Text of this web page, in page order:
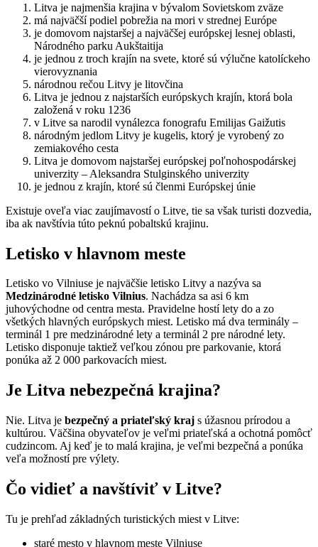
Litva je najmenšia krajina v bývalom Sovietskom zväze
má najväčší podiel pobrežia na mori v strednej Európe
je domovom najstaršej a najväčšej európskej lesnej oblasti,
Národného parku Aukštaitija
je jednou z troch krajín na svete, ktoré sú výlučne katolíckeho
vierovyznania
národnou rečou Litvy je litovčina
Litva je jednou z najstarších európskych krajín, ktorá bola
založená v roku 1236
v Litve sa narodil vynálezca fonografu Emilijas Gaižutis
národným jedlom Litvy je kugelis, ktorý je vyrobený zo
zemiakového cesta
Litva je domovom najstaršej európskej poľnohospodárskej
univerzity – Aleksandra Stulginského univerzity
je jednou z krajín, ktoré sú členmi Európskej únie
Existuje oveľa viac zaujímavostí o Litve, tie sa však turisti dozvedia,
iba ak navštívia túto peknú pobaltskú krajinu.
Letisko v hlavnom meste
Letisko vo Vilniuse je najväčšie letisko Litvy a nazýva sa
Medzinárodné letisko Vilnius. Nachádza sa asi 6 km
juhovýchodne od centra mesta. Pravidelne hostí lety do a zo
všetkých hlavných európskych miest. Letisko má dva terminály –
terminál 1 pre medzinárodné lety a terminál 2 pre národné lety.
Letisko disponuje taktiež veľkou zónou pre parkovanie, ktorá
ponúka až 2 000 parkovacích miest.
Je Litva nebezpečná krajina?
Nie. Litva je bezpečný a priateľský kraj s úžasnou prírodou a
kultúrou. Väčšina obyvateľov je veľmi priateľská a ochotná pomôcť
cudzincom. Aj keď je to malá krajina, je veľmi bezpečná a ponúka
veľa možností pre výlety.
Čo vidieť a navštíviť v Litve?
Tu je prehľad základných turistických miest v Litve:
staré mesto v hlavnom meste Vilniuse